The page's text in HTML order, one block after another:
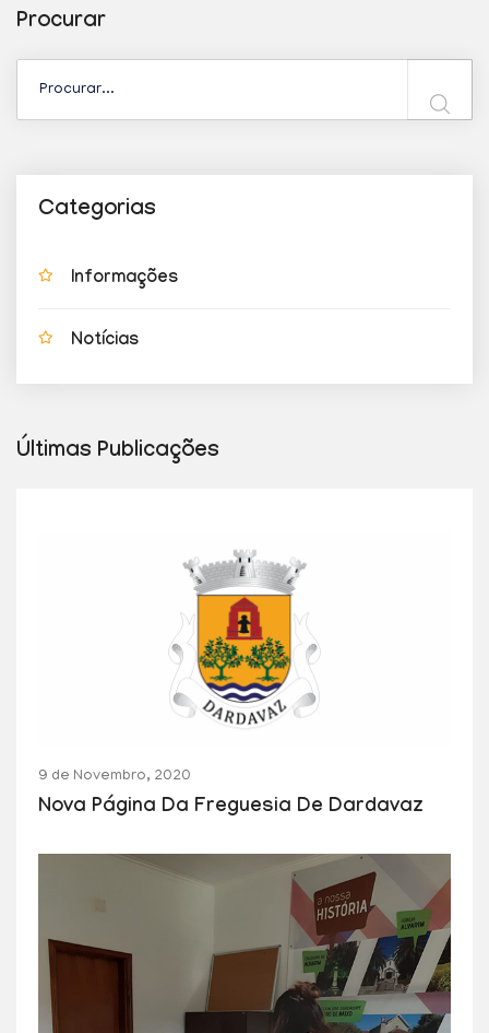
Procurar
Categorias
Informações
Notícias
Últimas Publicações
9 de Novembro, 2020
Nova Página Da Freguesia De Dardavaz